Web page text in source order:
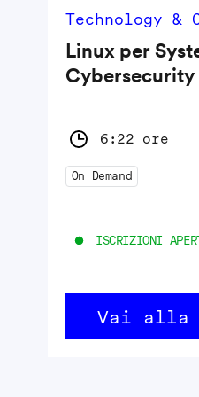
Technology &
Linux per
Cybersecurity
6:22 ore
On Demand
ISCRIZIONI
Vai alla